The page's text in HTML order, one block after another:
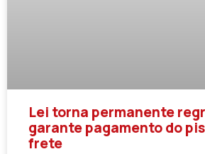
Lei torna permanente
garante pagamento do
frete